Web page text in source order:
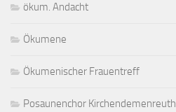
ökum. Andacht
Ökumene
Ökumenischer Frauentreff
Posaunenchor Kirchendemenreuth